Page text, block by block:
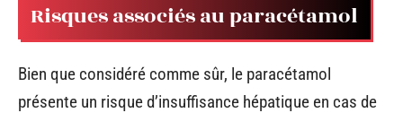
Risques associés au paracétamol
Bien que considéré comme sûr, le paracétamol
présente un risque d’insuffisance hépatique en cas de